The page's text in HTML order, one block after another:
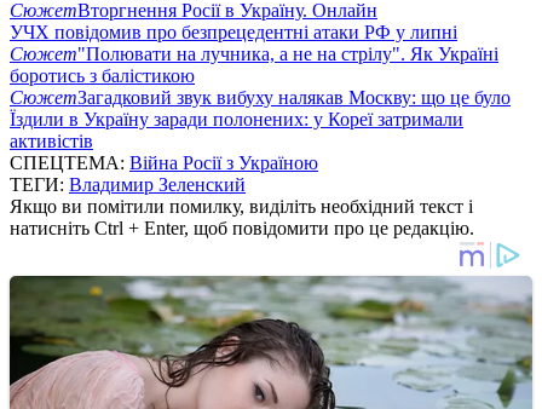
СюжетВторгнення Росії в Україну. Онлайн
УЧХ повідомив про безпрецедентні атаки РФ у липні
Сюжет"Полювати на лучника, а не на стрілу". Як Україні
боротись з балістикою
СюжетЗагадковий звук вибуху налякав Москву: що це було
Їздили в Україну заради полонених: у Кореї затримали
активістів
СПЕЦТЕМА: Війна Росії з Україною
ТЕГИ: Владимир Зеленский
Якщо ви помітили помилку, виділіть необхідний текст і
натисніть Ctrl + Enter, щоб повідомити про це редакцію.